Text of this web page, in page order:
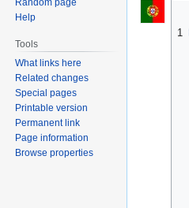
1
Help
Tools
What links here
Related changes
Special pages
Printable version
Permanent link
Page information
Browse properties